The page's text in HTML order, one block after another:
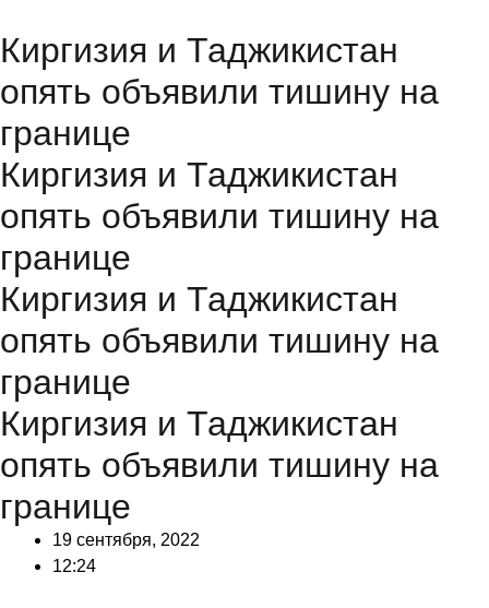
Киргизия и Таджикистан
опять объявили тишину на
границе
Киргизия и Таджикистан
опять объявили тишину на
границе
Киргизия и Таджикистан
опять объявили тишину на
границе
Киргизия и Таджикистан
опять объявили тишину на
границе
19 сентября, 2022
12:24